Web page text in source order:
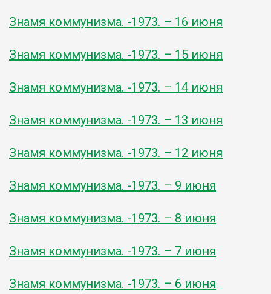
Знамя коммунизма. -1973. – 16 июня
Знамя коммунизма. -1973. – 15 июня
Знамя коммунизма. -1973. – 14 июня
Знамя коммунизма. -1973. – 13 июня
Знамя коммунизма. -1973. – 12 июня
Знамя коммунизма. -1973. – 9 июня
Знамя коммунизма. -1973. – 8 июня
Знамя коммунизма. -1973. – 7 июня
Знамя коммунизма. -1973. – 6 июня